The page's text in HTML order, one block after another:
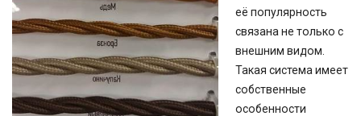
её популярность
связана не только с
внешним видом.
Такая система имеет
собственные
особенности